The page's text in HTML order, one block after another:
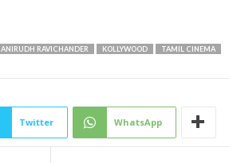
ANIRUDH RAVICHANDER KOLLYWOOD
TAMIL CINEMA
Twitter WhatsApp